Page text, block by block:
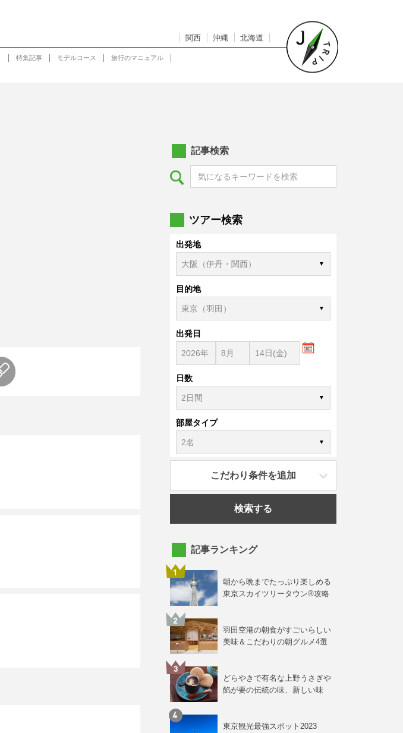
関西 沖縄 北海道
特集記事 モデルコース 旅行のマニュアル
記事検索
ツアー検索
出発地
目的地
出発日
日数
部屋タイプ
こだわり条件を追加
検索する
記事ランキング
朝から晩までたっぷり楽しめる
東京スカイツリータウン®攻略
羽田空港の朝食がすごいらしい
美味＆こだわりの朝グルメ4選
どらやきで有名な上野うさぎや
餡が要の伝統の味、新しい味
東京観光最強スポット2023